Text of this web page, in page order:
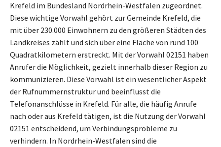
Krefeld im Bundesland Nordrhein-Westfalen zugeordnet.
Diese wichtige Vorwahl gehört zur Gemeinde Krefeld, die
mit über 230.000 Einwohnern zu den größeren Städten des
Landkreises zählt und sich über eine Fläche von rund 100
Quadratkilometern erstreckt. Mit der Vorwahl 02151 haben
Anrufer die Möglichkeit, gezielt innerhalb dieser Region zu
kommunizieren. Diese Vorwahl ist ein wesentlicher Aspekt
der Rufnummernstruktur und beeinflusst die
Telefonanschlüsse in Krefeld. Für alle, die häufig Anrufe
nach oder aus Krefeld tätigen, ist die Nutzung der Vorwahl
02151 entscheidend, um Verbindungsprobleme zu
verhindern. In Nordrhein-Westfalen sind die